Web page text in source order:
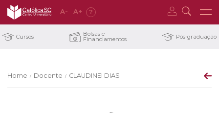
A- A+ ?
Cursos Bolsas e
Financiamentos Pós-graduação
Home / Docente / CLAUDINEI DIAS